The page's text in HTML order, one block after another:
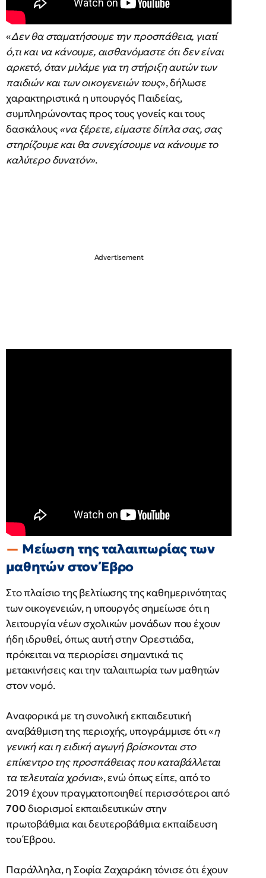
«Δεν θα σταματήσουμε την προσπάθεια, γιατί
ό,τι και να κάνουμε, αισθανόμαστε ότι δεν είναι
αρκετό, όταν μιλάμε για τη στήριξη αυτών των
παιδιών και των οικογενειών τους», δήλωσε
χαρακτηριστικά η υπουργός Παιδείας,
συμπληρώνοντας προς τους γονείς και τους
δασκάλους«να ξέρετε, είμαστε δίπλα σας, σας
στηρίζουμε και θα συνεχίσουμε να κάνουμε το
καλύτερο δυνατόν».
Μείωση της ταλαιπωρίας των
μαθητών στον Έβρο
Στο πλαίσιο της βελτίωσης της καθημερινότητας
των οικογενειών, η υπουργός σημείωσε ότι η
λειτουργία νέων σχολικών μονάδων που έχουν
ήδη ιδρυθεί, όπως αυτή στην Ορεστιάδα,
πρόκειται να περιορίσει σημαντικά τις
μετακινήσεις και την ταλαιπωρία των μαθητών
στον νομό.
Αναφορικά με τη συνολική εκπαιδευτική
αναβάθμιση της περιοχής, υπογράμμισε ότι «η
γενική και η ειδική αγωγή βρίσκονται στο
επίκεντρο της προσπάθειας που καταβάλλεται
τα τελευταία χρόνια», ενώ όπως είπε, από το
2019 έχουν πραγματοποιηθεί περισσότεροι από
700διορισμοί εκπαιδευτικών στην
πρωτοβάθμια και δευτεροβάθμια εκπαίδευση
του Έβρου.
Παράλληλα, η Σοφία Ζαχαράκη τόνισε ότι έχουν